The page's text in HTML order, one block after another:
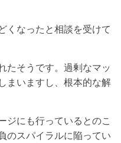
くなったと相談を受けて
たそうです。過剰なマッ
まいますし、根本的な解
ジにも行っているとのこ
のスパイラルに陥ってい